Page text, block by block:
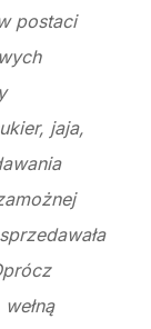
postaci
jaja,